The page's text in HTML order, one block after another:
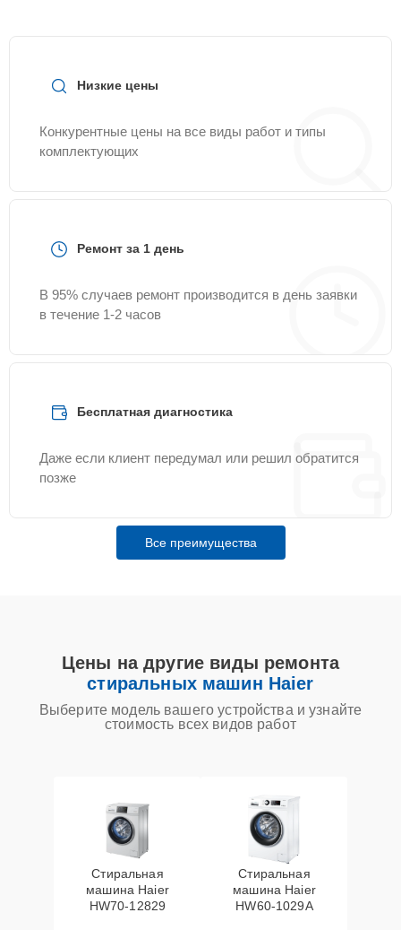
Низкие цены
Конкурентные цены на все виды работ и типы
комплектующих
Ремонт за 1 день
В 95% случаев ремонт производится в день заявки
в течение 1-2 часов
Бесплатная диагностика
Даже если клиент передумал или решил обратится
позже
Все преимущества
Цены на другие виды ремонта
стиральных машин Haier
Выберите модель вашего устройства и узнайте
стоимость всех видов работ
Стиральная
машина Haier
HW70-12829
Стиральная
машина Haier
HW60-1029A